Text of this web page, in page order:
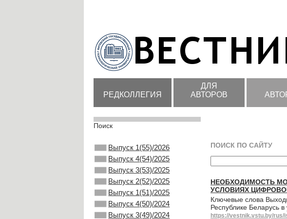
РЕДКОЛЛЕГИЯ
ДЛЯ
АВТОРОВ
Поиск
Выпуск 1(55)/2026
Выпуск 4(54)/2025
Выпуск 3(53)/2025
Выпуск 2(52)/2025
Выпуск 1(51)/2025
Выпуск 4(50)/2024
Выпуск 3(49)/2024
ПОИСК ПО САЙТУ
НЕОБХОДИМОСТЬ
УСЛОВИЯХ
Ключевые слова
Республике Беларусь
https://vestnik.vstu.by/rus/